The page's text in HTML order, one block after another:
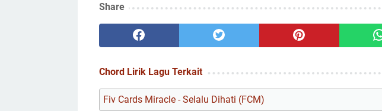
Share
Chord Lirik Lagu Terkait
Fiv Cards Miracle - Selalu Dihati (FCM)